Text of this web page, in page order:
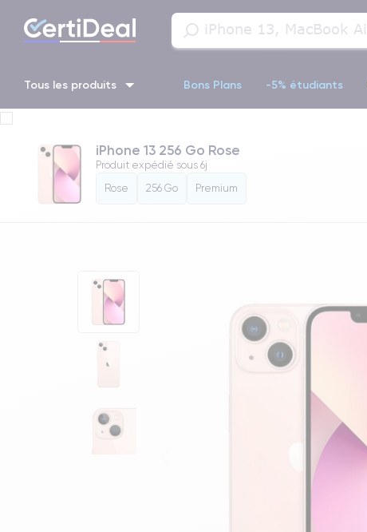
Tous les produits Bons Plans -5% étudiants
iPhone 11 Pro iPhone 14 pro
iPhone 13 256 Go Rose
Produit expédié sous 6j
Rose
256 Go Premium